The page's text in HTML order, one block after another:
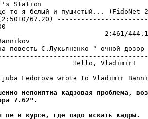
Station
то я белый и пушистый... (FidoNet
67.20)
: 133
2:461/444.13
Bannikov
на повесть С.Лукьяненко "
Hello, Vladimir!
Fedorova wrote to Vladimir
непонятна кадровая проблема,
7.62".
в курсе, где надо искать кадpы.